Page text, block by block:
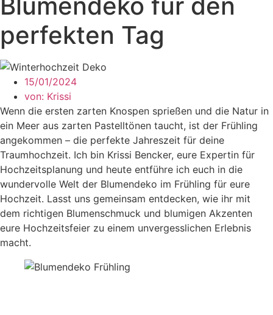
perfekten Tag
15/01/2024
von: Krissi
Wenn die ersten zarten Knospen sprießen und die Natur in
ein Meer aus zarten Pastelltönen taucht, ist der Frühling
angekommen – die perfekte Jahreszeit für deine
Traumhochzeit. Ich bin Krissi Bencker, eure Expertin für
Hochzeitsplanung und heute entführe ich euch in die
wundervolle Welt der Blumendeko im Frühling für eure
Hochzeit. Lasst uns gemeinsam entdecken, wie ihr mit
dem richtigen Blumenschmuck und blumigen Akzenten
eure Hochzeitsfeier zu einem unvergesslichen Erlebnis
macht.